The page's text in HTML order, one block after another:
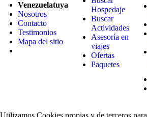
Venezuelatuya
Nosotros
Contacto
Testimonios
Mapa del sitio
Hospedaje
Buscar
Actividades
Asesoría en
viajes
Ofertas
Paquetes
Utilizamos Cookies propias y de terceros